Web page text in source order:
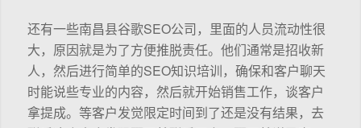
还有一些南昌县谷歌SEO公司，里面的人员流动性很
大，原因就是为了方便推脱责任。他们通常是招收新
人，然后进行简单的SEO知识培训，确保和客户聊天
时能说些专业的内容，然后就开始销售工作，谈客户
拿提成。等客户发觉限定时间到了还是没有结果，去